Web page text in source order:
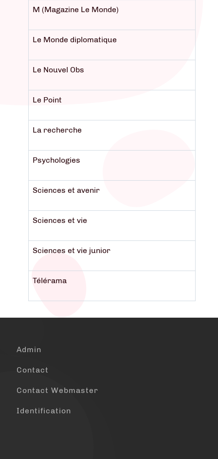
M (Magazine Le Monde)
Le Monde diplomatique
Le Nouvel Obs
Le Point
La recherche
Psychologies
Sciences et avenir
Sciences et vie
Sciences et vie junior
Télérama
Admin
Contact
Contact Webmaster
Identification